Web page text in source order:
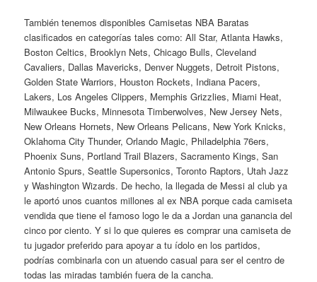
También tenemos disponibles Camisetas NBA Baratas
clasificados en categorías tales como: All Star, Atlanta Hawks,
Boston Celtics, Brooklyn Nets, Chicago Bulls, Cleveland
Cavaliers, Dallas Mavericks, Denver Nuggets, Detroit Pistons,
Golden State Warriors, Houston Rockets, Indiana Pacers,
Lakers, Los Angeles Clippers, Memphis Grizzlies, Miami Heat,
Milwaukee Bucks, Minnesota Timberwolves, New Jersey Nets,
New Orleans Hornets, New Orleans Pelicans, New York Knicks,
Oklahoma City Thunder, Orlando Magic, Philadelphia 76ers,
Phoenix Suns, Portland Trail Blazers, Sacramento Kings, San
Antonio Spurs, Seattle Supersonics, Toronto Raptors, Utah Jazz
y Washington Wizards. De hecho, la llegada de Messi al club ya
le aportó unos cuantos millones al ex NBA porque cada camiseta
vendida que tiene el famoso logo le da a Jordan una ganancia del
cinco por ciento. Y si lo que quieres es comprar una camiseta de
tu jugador preferido para apoyar a tu ídolo en los partidos,
podrías combinarla con un atuendo casual para ser el centro de
todas las miradas también fuera de la cancha.